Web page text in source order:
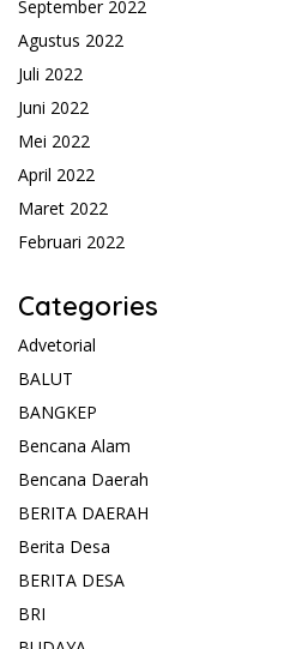
September 2022
Agustus 2022
Juli 2022
Juni 2022
Mei 2022
April 2022
Maret 2022
Februari 2022
Categories
Advetorial
BALUT
BANGKEP
Bencana Alam
Bencana Daerah
BERITA DAERAH
Berita Desa
BERITA DESA
BRI